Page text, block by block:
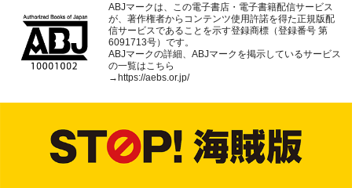
ABJマークは、この電子書店・電子書籍配信サービス
が、著作権者からコンテンツ使用許諾を得た正規版配
信サービスであることを示す登録商標（登録番号 第
6091713号）です。
ABJマークの詳細、ABJマークを掲示しているサービス
の一覧はこちら
→https://aebs.or.jp/